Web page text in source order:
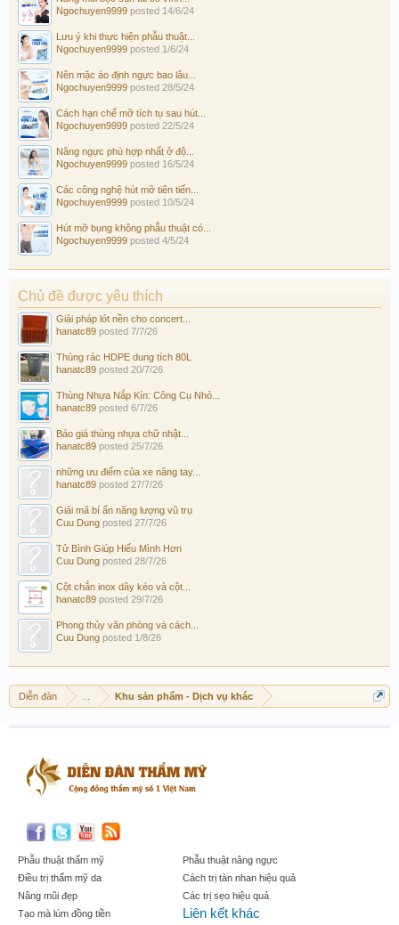
Ngochuyen9999 posted 14/6/24
Lưu ý khi thực hiện phẫu thuật...
Ngochuyen9999 posted 1/6/24
Nên mặc áo định ngực bao lâu...
Ngochuyen9999 posted 28/5/24
Cách hạn chế mỡ tích tụ sau hút...
Ngochuyen9999 posted 22/5/24
Nâng ngực phù hợp nhất ở độ...
Ngochuyen9999 posted 16/5/24
Các công nghệ hút mỡ tiên tiến...
Ngochuyen9999 posted 10/5/24
Hút mỡ bụng không phẫu thuật có...
Ngochuyen9999 posted 4/5/24
Chủ đề được yêu thích
Giải pháp lót nền cho concert...
hanatc89 posted 7/7/26
Thùng rác HDPE dung tích 80L
hanatc89 posted 20/7/26
Thùng Nhựa Nắp Kín: Công Cụ Nhỏ...
hanatc89 posted 6/7/26
Báo giá thùng nhựa chữ nhật...
hanatc89 posted 25/7/26
những ưu điểm của xe nâng tay...
hanatc89 posted 27/7/26
Giải mã bí ẩn năng lượng vũ trụ
Cuu Dung posted 27/7/26
Tử Bình Giúp Hiểu Mình Hơn
Cuu Dung posted 28/7/26
Cột chắn inox dây kéo và cột...
hanatc89 posted 29/7/26
Phong thủy văn phòng và cách...
Cuu Dung posted 1/8/26
Diễn đàn Khu sản phẩm - Dịch vụ khác
Phẫu thuật thẩm mỹ
Điều trị thẩm mỹ da
Nâng mũi đẹp
Tạo mà lúm đồng tiền
Phẫu thuật nâng ngực
Cách trị tàn nhan hiệu quả
Các trị sẹo hiệu quả
Liên kết khác